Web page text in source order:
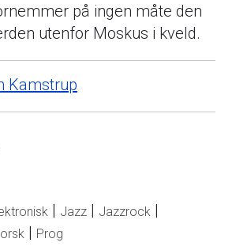
på ingen måte den
utenfor Moskus i kveld.
Kamstrup
Jazz
Jazzrock
Prog